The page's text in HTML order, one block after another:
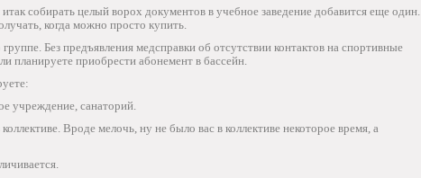
собирать целый ворох документов в учебное заведение добавится еще один.
когда можно просто купить.
Без предъявления медсправки об отсутствии контактов на спортивные
планируете приобрести абонемент в бассейн.
учреждение, санаторий.
Вроде мелочь, ну не было вас в коллективе некоторое время, а